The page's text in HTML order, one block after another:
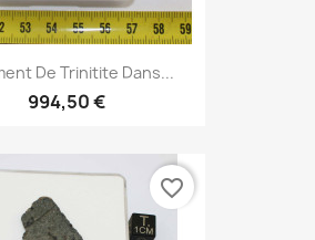
De Trinitite Dans...
994,50 €
favorite_border